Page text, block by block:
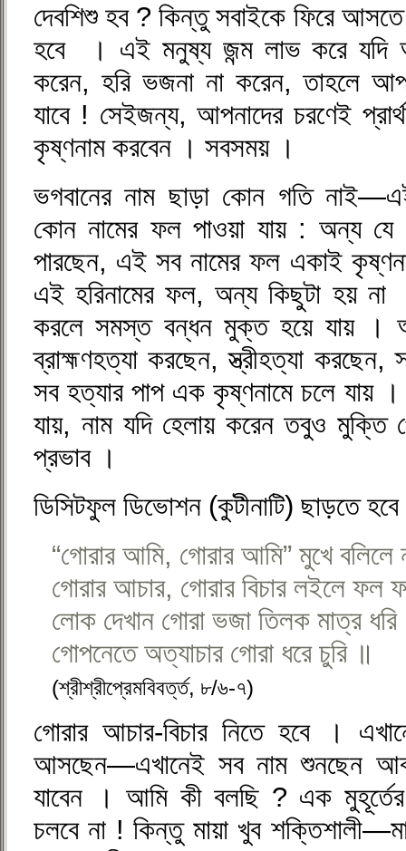
দেবশিশু হব ? কিন্তু সবাইকে ফিরে
হবে । এই মনুষ্য জন্ম লাভ করে যদি
করেন, হরি ভজনা না করেন, তাহলে
যাবে ! সেইজন্য, আপনাদের চরণেই
কৃষ্ণনাম করবেন । সবসময় ।
ভগবানের নাম ছাড়া কোন গতি
কোন নামের ফল পাওয়া যায় : অন্য যে
পারছেন, এই সব নামের ফল একাই
এই হরিনামের ফল, অন্য কিছুটা হয় না
করলে সমস্ত বন্ধন মুক্ত হয়ে যায় ।
ব্রাহ্মণহত্যা করছেন, স্ত্রীহত্যা
সব হত্যার পাপ এক কৃষ্ণনামে চলে যায় ।
যায়, নাম যদি হেলায় করেন তবুও মুক্তি
প্রভাব ।
ডিসিটফুল ডিভোশন (কুটীনাটি) ছাড়তে
“গোরার আমি, গোরার আমি” মুখে বলিলে
গোরার আচার, গোরার বিচার লইলে ফল
লোক দেখান গোরা ভজা তিলক মাত্র
গোপনেতে অত্যাচার গোরা ধরে চুরি ॥
(শ্রীশ্রীপ্রেমবিবর্ত্ত, ৮/৬-৭)
গোরার আচার-বিচার নিতে হবে ।
আসছেন—এখানেই সব নাম শুনছেন
যাবেন । আমি কী বলছি ? এক
চলবে না ! কিন্তু মায়া খুব